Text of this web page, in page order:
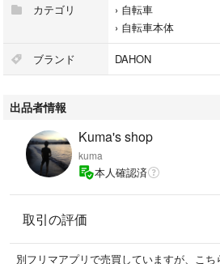
※ペダルは外させていただきます。
※防犯登録抹消してからお渡しします。
※直接お渡しすることも可能ですのでご相談
※発送は佐川急便かカンガルー便を予定し
カテゴリ
› 自転車
› 自転車本体
ブランド DAHON
出品者情報
Kuma's shop
kuma
本人確認済
取引の評価
別フリマアプリで売買していますが、こち